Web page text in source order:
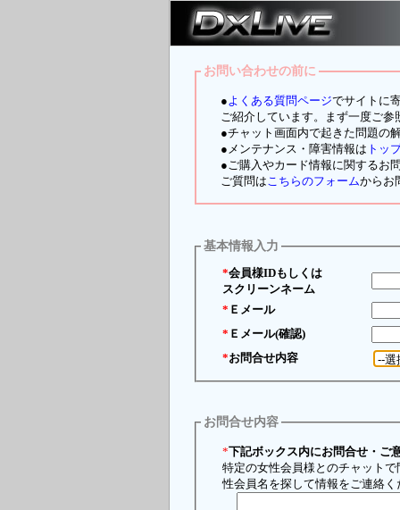
お問い合わせの前に
●よくある質問ページでサイトに
ご紹介しています。まず一度ご参
●チャット画面内で起きた問題の
●メンテナンス・障害情報は トッ
●ご購入やカード情報に関するお
ご質問はこちらのフォームからお
基本情報入力
*会員様IDもしくは
スクリーンネーム
* Ｅメール
* Ｅメール(確認)
*お問合せ内容
お問合せ内容
*下記ボックス内にお問合せ・ご
特定の女性会員様とのチャット
性会員名を探して情報をご連絡く